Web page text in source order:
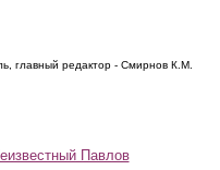
главный редактор - Смирнов К.М.
Павлов